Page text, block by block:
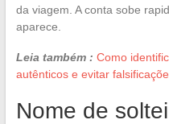
da viagem. A conta sobe
aparece.
Leia também : Como
autênticos e evitar
Nome de